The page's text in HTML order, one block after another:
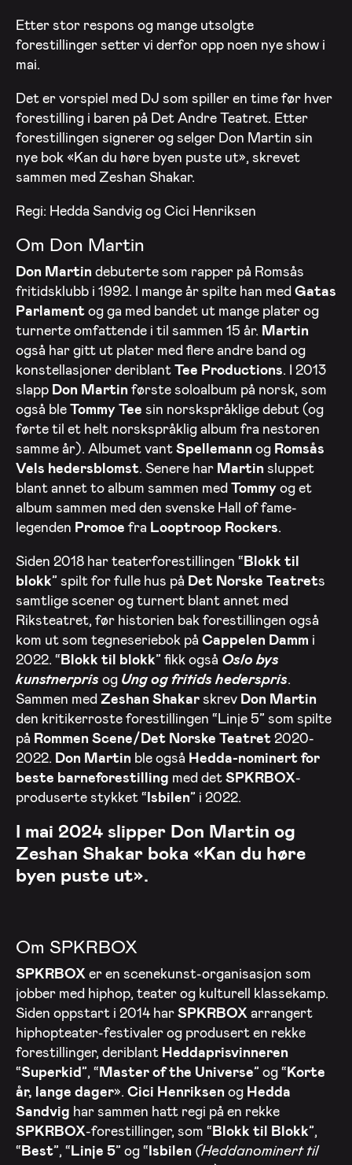
Etter stor respons og mange utsolgte
forestillinger setter vi derfor opp noen nye show i
mai.
Det er vorspiel med DJ som spiller en time før hver
forestilling i baren på Det Andre Teatret. Etter
forestillingen signerer og selger Don Martin sin
nye bok «Kan du høre byen puste ut», skrevet
sammen med Zeshan Shakar.
Regi: Hedda Sandvig og Cici Henriksen
Om Don Martin
Don Martin debuterte som rapper på Romsås
fritidsklubb i 1992. I mange år spilte han medGatas
Parlamentog ga med bandet ut mange plater og
turnerte omfattende i til sammen 15 år. Martin
også har gitt ut plater med flere andre band og
konstellasjoner deriblantTee Productions. I 2013
slapp Don Martin første soloalbum på norsk, som
også bleTommy Tee sin norskspråklige debut (og
førte til et helt norskspråklig album fra nestoren
samme år). Albumet vantSpellemann og Romsås
Vels hedersblomst. Senere har Martin sluppet
blant annet to album sammen medTommyog et
album sammen med den svenske Hall of fame-
legenden Promoe fra Looptroop Rockers.
Siden 2018 har teaterforestillingen “Blokk til
blokk” spilt for fulle hus på Det Norske Teatrets
samtlige scener og turnert blant annet med
Riksteatret, før historien bak forestillingen også
kom ut som tegneseriebok på Cappelen Damm i
2022. “Blokk til blokk” fikk også Oslo bys
kunstnerprisog Ung og fritids hederspris.
Sammen medZeshan Shakarskrev Don Martin
den kritikerroste forestillingen “Linje 5” som spilte
på Rommen Scene/Det Norske Teatret2020-
2022. Don Martin ble også Hedda-nominert for
beste barneforestilling med detSPKRBOX-
produserte stykket “Isbilen” i 2022.
I mai 2024 slipper Don Martin og
Zeshan Shakar boka «Kan du høre
byen puste ut».
Om SPKRBOX
SPKRBOX er en scenekunst-organisasjon som
jobber med hiphop, teater og kulturell klassekamp.
Siden oppstart i 2014 harSPKRBOX arrangert
hiphopteater-festivaler og produsert en rekke
forestillinger, deriblant Heddaprisvinneren
“Superkid”, “Master of the Universe” og “Korte
år, lange dager». Cici Henriksen og Hedda
Sandvig har sammen hatt regi på en rekke
SPKRBOX-forestillinger, som “Blokk til Blokk”,
“Best”, “Linje 5” og “Isbilen (Heddanominert til